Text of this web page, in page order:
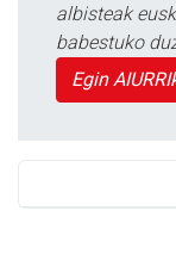
albisteak
babestuko
Egin